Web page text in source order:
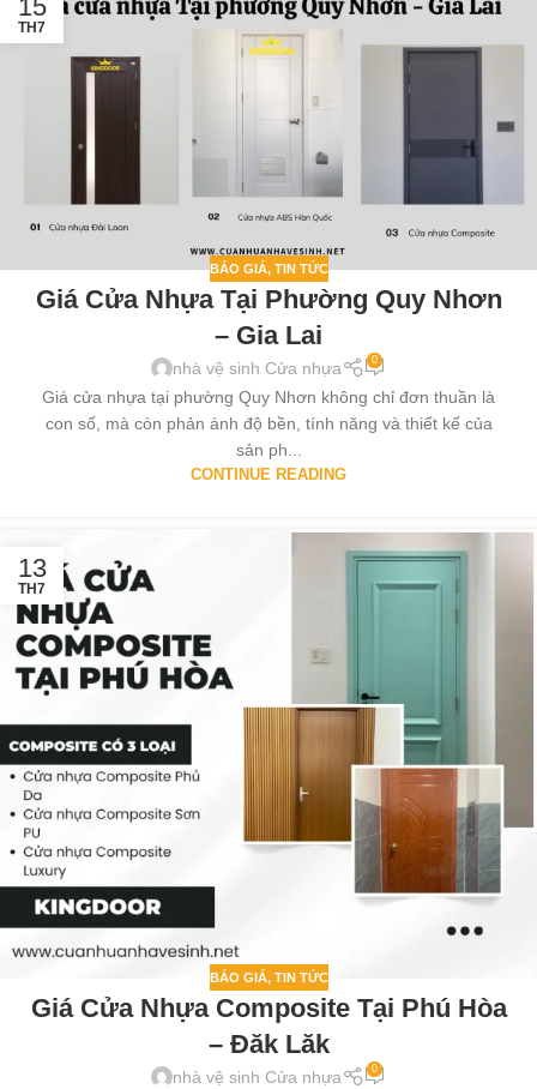
15
TH7
BÁO GIÁ, TIN TỨC
Giá Cửa Nhựa Tại Phường Quy Nhơn
– Gia Lai
nhà vệ sinh Cửa nhựa 0
Giá cửa nhựa tại phường Quy Nhơn không chỉ đơn thuần là
con số, mà còn phản ánh độ bền, tính năng và thiết kế của
sản ph...
CONTINUE READING
13
TH7
BÁO GIÁ, TIN TỨC
Giá Cửa Nhựa Composite Tại Phú Hòa
– Đăk Lăk
nhà vệ sinh Cửa nhựa 0